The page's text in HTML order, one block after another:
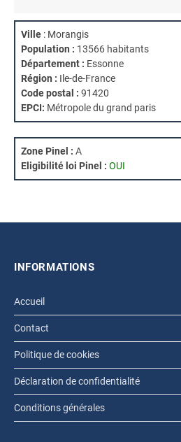
Ville : Morangis
Population : 13566 habitants
Département : Essonne
Région : Ile-de-France
Code postal : 91420
EPCI: Métropole du grand paris
Zone Pinel : A
Eligibilité loi Pinel : OUI
INFORMATIONS
Accueil
Contact
Politique de cookies
Déclaration de confidentialité
Conditions générales